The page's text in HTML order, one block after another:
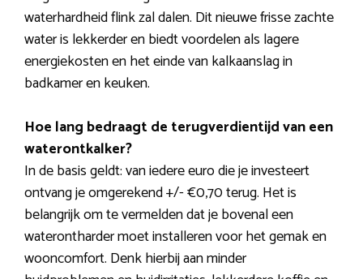
waterhardheid flink zal dalen. Dit nieuwe frisse zachte
water is lekkerder en biedt voordelen als lagere
energiekosten en het einde van kalkaanslag in
badkamer en keuken.
Hoe lang bedraagt de terugverdientijd van een
waterontkalker?
In de basis geldt: van iedere euro die je investeert
ontvang je omgerekend +/- €0,70 terug. Het is
belangrijk om te vermelden dat je bovenal een
waterontharder moet installeren voor het gemak en
wooncomfort. Denk hierbij aan minder